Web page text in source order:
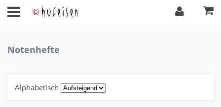
Notenhefte
Alphabetisch